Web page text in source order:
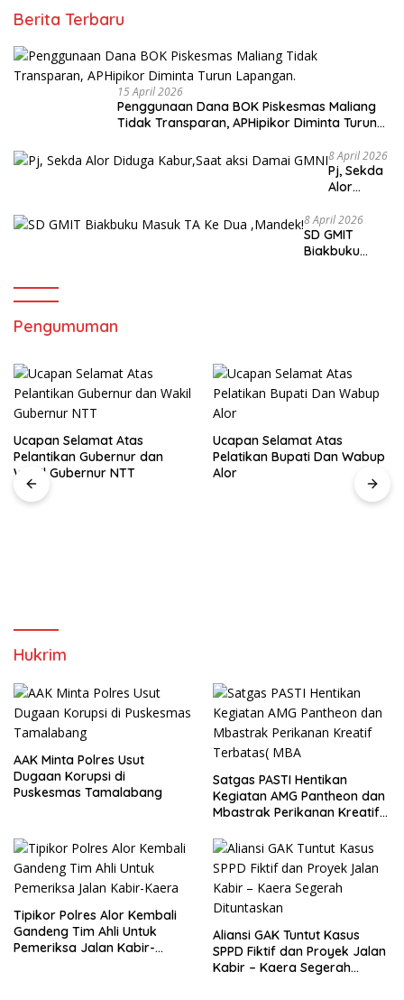
Berita Terbaru
15 April 2026
Penggunaan Dana BOK Piskesmas Maliang
Tidak Transparan, APHipikor Diminta Turun
8 April 2026
Pj, Sekda
Alor
Kabur,Sa
at aksi
Damai
8 April 2026
SD GMIT
Biakbuku
Pengumuman
Ucapan Selamat Atas
Pelantikan Gubernur dan
Wakil Gubernur NTT
Ucapan Selamat Atas
Pelatikan Bupati Dan Wabup
Alor
Hukrim
AAK Minta Polres Usut
Dugaan Korupsi di
Puskesmas Tamalabang
Satgas PASTI Hentikan
Kegiatan AMG Pantheon dan
Mbastrak Perikanan Kreatif
Tipikor Polres Alor Kembali
Gandeng Tim Ahli Untuk
Pemeriksa Jalan Kabir-
Aliansi GAK Tuntut Kasus
SPPD Fiktif dan Proyek Jalan
Kabir – Kaera Segerah